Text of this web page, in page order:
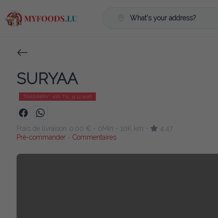
What's your address?
SURYAA
TAKEAWAY -10% TIL 31.12.2026
Frais de livraison 0.00 € • 0Min • 10K km •
4.47
Pré-commander • Commentaires